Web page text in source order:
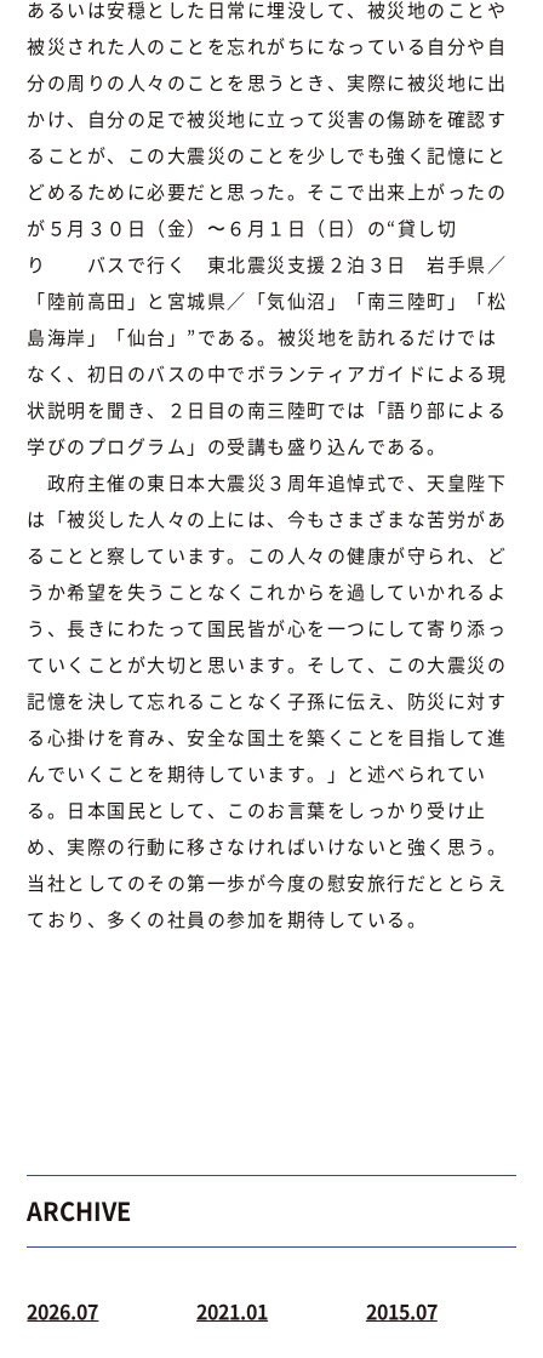
あるいは安穏とした日常に埋没して、被災地のことや
被災された人のことを忘れがちになっている自分や自
分の周りの人々のことを思うとき、実際に被災地に出
かけ、自分の足で被災地に立って災害の傷跡を確認す
ることが、この大震災のことを少しでも強く記憶にと
どめるために必要だと思った。そこで出来上がったの
が５月３０日（金）〜６月１日（日）の“貸し切
り バスで行く 東北震災支援２泊３日 岩手県／
「陸前高田」と宮城県／「気仙沼」「南三陸町」「松
島海岸」「仙台」”である。被災地を訪れるだけでは
なく、初日のバスの中でボランティアガイドによる現
状説明を聞き、２日目の南三陸町では「語り部による
学びのプログラム」の受講も盛り込んである。
政府主催の東日本大震災３周年追悼式で、天皇陛下
は「被災した人々の上には、今もさまざまな苦労があ
ることと察しています。この人々の健康が守られ、ど
うか希望を失うことなくこれからを過していかれるよ
う、長きにわたって国民皆が心を一つにして寄り添っ
ていくことが大切と思います。そして、この大震災の
記憶を決して忘れることなく子孫に伝え、防災に対す
る心掛けを育み、安全な国土を築くことを目指して進
んでいくことを期待しています。」と述べられてい
る。日本国民として、このお言葉をしっかり受け止
め、実際の行動に移さなければいけないと強く思う。
当社としてのその第一歩が今度の慰安旅行だととらえ
ており、多くの社員の参加を期待している。
ARCHIVE
2026.07 2021.01 2015.07